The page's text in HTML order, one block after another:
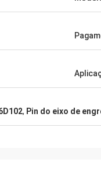
, Pin do eixo de